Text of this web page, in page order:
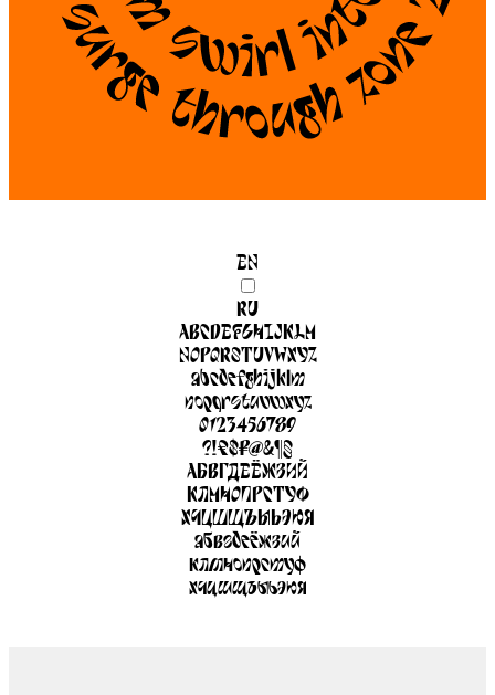
EN
RU
ABCDEFGHIJKLM
NOPQRSTUVWXYZ
abcdefghijklm
nopqrstuvwxyz
0123456789
?!€$₽@&¶§
АБВГДЕЁЖЗИЙ
КЛМНОПРСТУФ
ХЧЦШЩЪЫЬЭЮЯ
абвгдеёжзий
клмнопрстуф
хчцшщъыьэюя